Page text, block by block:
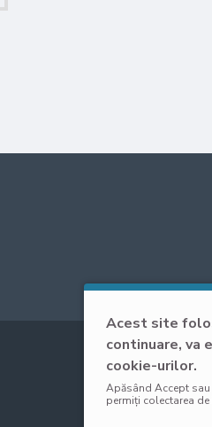
Acest site
continuare, va
cookie-urilor.
Apăsând Accept
permiți colectarea